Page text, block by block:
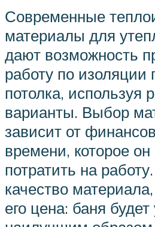
Современные
материалы для
дают возможность
работу по изоляции
потолка, используя
варианты. Выбор
зависит от
времени, которое он
потратить на
качество
его цена: баня